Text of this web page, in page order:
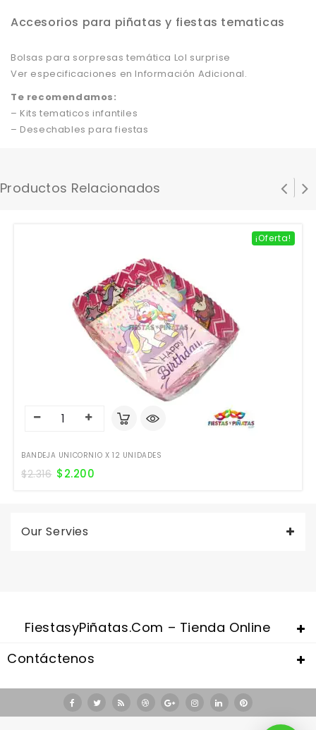
Accesorios para piñatas y fiestas tematicas
Bolsas para sorpresas temática Lol surprise
Ver especificaciones en Información Adicional.
Te recomendamos:
– Kits tematicos infantiles
– Desechables para fiestas
Productos Relacionados
¡Oferta!
BANDEJA UNICORNIO X 12 UNIDADES
$2.316 $2.200
Our Servies
FiestasyPiñatas.com – Tienda Online
Contáctenos
Valentine's Day is coming, it's time to prepare all kinds of gifts,